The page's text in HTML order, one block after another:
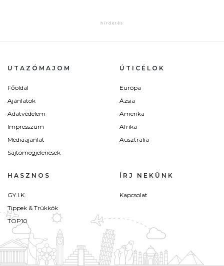
UTAZÓMAJOM
Főoldal
Ajánlatok
Adatvédelem
Impresszum
Médiaajánlat
Sajtómegjelenések
ÚTICÉLOK
Európa
Ázsia
Amerika
Afrika
Ausztrália
HASZNOS
GY.I.K.
Tippek & Trükkök
TOP10
ÍRJ NEKÜNK
Kapcsolat